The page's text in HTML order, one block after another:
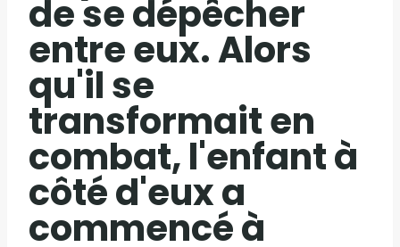
de se dépêcher
entre eux. Alors
qu'il se
transformait en
combat, l'enfant à
côté d'eux a
commencé à